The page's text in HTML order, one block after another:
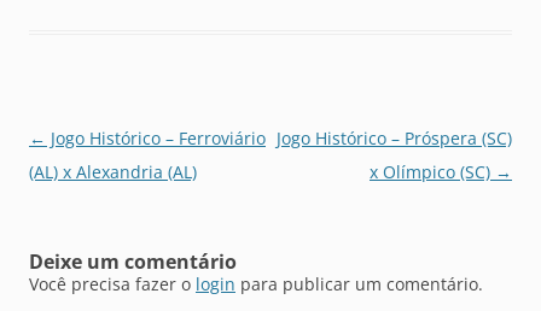
Navegação
de
← Jogo Histórico – Ferroviário
(AL) x Alexandria (AL)
Jogo Histórico – Próspera (SC)
x Olímpico (SC) →
Deixe um comentário
Você precisa fazer o login para publicar um comentário.